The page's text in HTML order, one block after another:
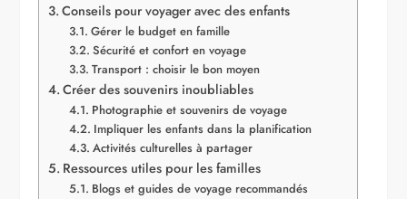
Conseils pour voyager avec des enfants
Gérer le budget en famille
Sécurité et confort en voyage
Transport : choisir le bon moyen
Créer des souvenirs inoubliables
Photographie et souvenirs de voyage
Impliquer les enfants dans la planification
Activités culturelles à partager
Ressources utiles pour les familles
Blogs et guides de voyage recommandés